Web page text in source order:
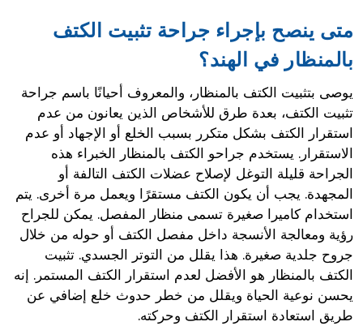
متى ينصح بإجراء جراحة تثبيت الكتف
بالمنظار في الهند؟
يوصى بتثبيت الكتف بالمنظار، والمعروف أحيانًا باسم جراحة
تثبيت الكتف، بعدة طرق للأشخاص الذين يعانون من عدم
استقرار الكتف بشكل متكرر بسبب الخلع أو الإجهاد أو عدم
الاستقرار. يستخدم جراحو الكتف بالمنظار الخبراء هذه
الجراحة قليلة التوغل لإصلاح عضلات الكتف التالفة أو
المجهدة. يجب أن يكون الكتف مستقرًا ويعمل مرة أخرى. يتم
استخدام كاميرا صغيرة تسمى منظار المفصل. يمكن للجراح
رؤية ومعالجة الأنسجة داخل مفصل الكتف أو حوله من خلال
جروح جلدية صغيرة. هذا يقلل من التوتر الجسدي. تثبيت
الكتف بالمنظار هو الأفضل لعدم استقرار الكتف المستمر. إنه
يحسن نوعية الحياة ويقلل من خطر حدوث خلع إضافي عن
طريق استعادة استقرار الكتف وحركته.